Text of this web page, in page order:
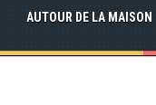
AUTOUR DE LA MAISON